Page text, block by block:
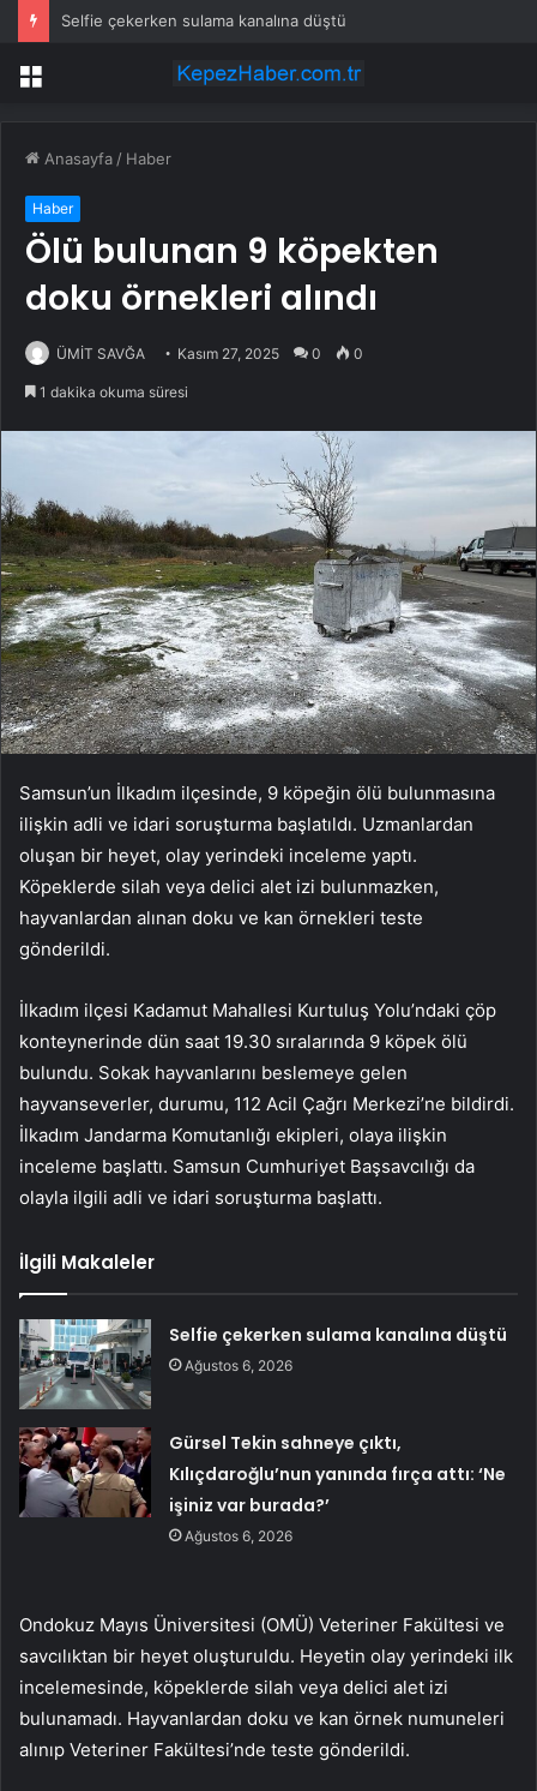
Selfie çekerken sulama kanalına düştü
Menü
Anasayfa / Haber
Haber
Ölü bulunan 9 köpekten
doku örnekleri alındı
ÜMİT SAVĞA Kasım 27, 2025 0 0
1 dakika okuma süresi
Samsun’un İlkadım ilçesinde, 9 köpeğin ölü bulunmasına
ilişkin adli ve idari soruşturma başlatıldı. Uzmanlardan
oluşan bir heyet, olay yerindeki inceleme yaptı.
Köpeklerde silah veya delici alet izi bulunmazken,
hayvanlardan alınan doku ve kan örnekleri teste
gönderildi.
İlkadım ilçesi Kadamut Mahallesi Kurtuluş Yolu’ndaki çöp
konteynerinde dün saat 19.30 sıralarında 9 köpek ölü
bulundu. Sokak hayvanlarını beslemeye gelen
hayvanseverler, durumu, 112 Acil Çağrı Merkezi’ne bildirdi.
İlkadım Jandarma Komutanlığı ekipleri, olaya ilişkin
inceleme başlattı. Samsun Cumhuriyet Başsavcılığı da
olayla ilgili adli ve idari soruşturma başlattı.
İlgili Makaleler
Selfie çekerken sulama kanalına düştü
Ağustos 6, 2026
Gürsel Tekin sahneye çıktı,
Kılıçdaroğlu’nun yanında fırça attı: ‘Ne
işiniz var burada?’
Ağustos 6, 2026
Ondokuz Mayıs Üniversitesi (OMÜ) Veteriner Fakültesi ve
savcılıktan bir heyet oluşturuldu. Heyetin olay yerindeki ilk
incelemesinde, köpeklerde silah veya delici alet izi
bulunamadı. Hayvanlardan doku ve kan örnek numuneleri
alınıp Veteriner Fakültesi’nde teste gönderildi.